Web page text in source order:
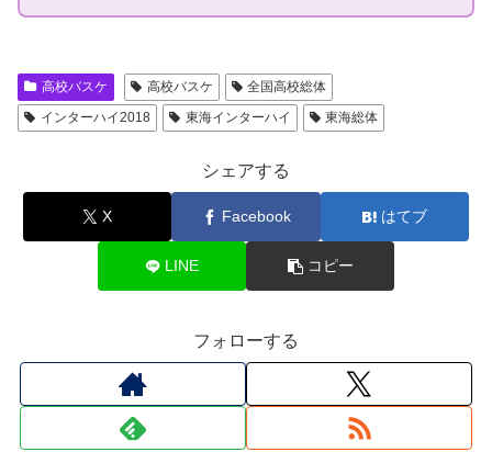
高校バスケ 高校バスケ
全国高校総体
インターハイ2018
東海インターハイ 東海総体
シェアする
X Facebook はてブ
LINE コピー
フォローする